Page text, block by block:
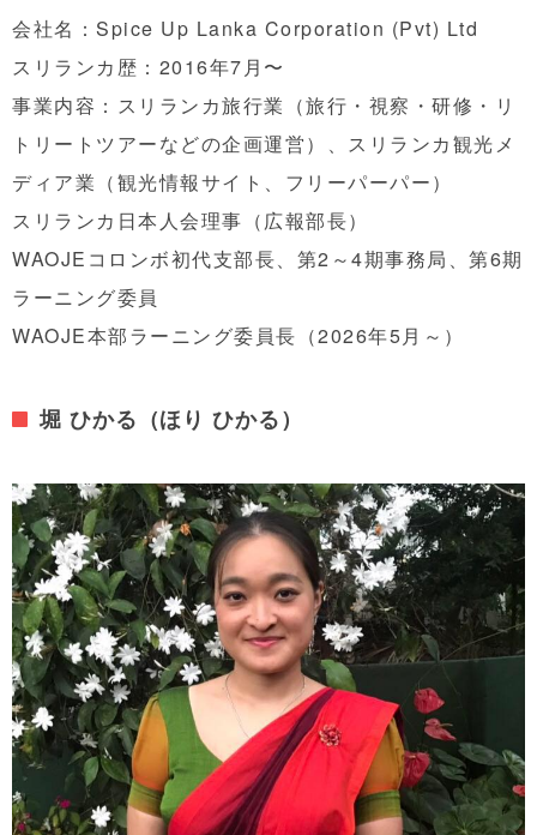
会社名：Spice Up Lanka Corporation (Pvt) Ltd
スリランカ歴：2016年7月〜
事業内容：スリランカ旅行業（旅行・視察・研修・リ
トリートツアーなどの企画運営）、スリランカ観光メ
ディア業（観光情報サイト、フリーパーパー）
スリランカ日本人会理事（広報部長）
WAOJEコロンボ初代支部長、第2～4期事務局、第6期
ラーニング委員
WAOJE本部ラーニング委員長（2026年5月～）
堀 ひかる（ほり ひかる）